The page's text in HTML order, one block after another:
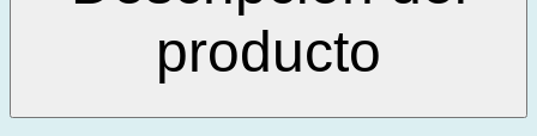
producto